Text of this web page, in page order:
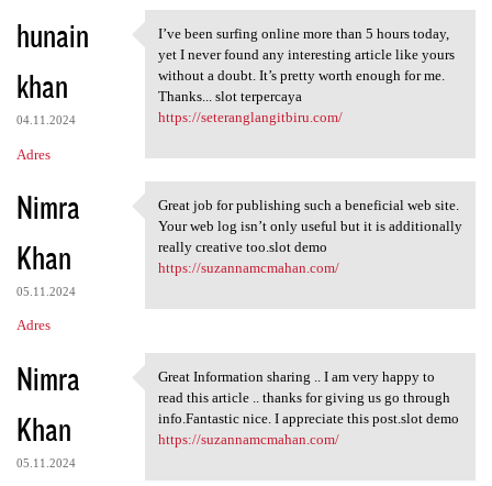
hunain
khan
04.11.2024
Adres
I’ve been surfing online more
I’ve been surfing online more than 5 hours today,
yet I never found any interesting article like yours
without a doubt. It’s pretty worth enough for me.
Thanks... slot terpercaya
https://seteranglangitbiru.com/
Nimra
Khan
05.11.2024
Adres
Great job for publishing such
Great job for publishing such a beneficial web site.
Your web log isn’t only useful but it is additionally
really creative too.slot demo
https://suzannamcmahan.com/
Nimra
Khan
05.11.2024
Great Information sharing ..
Great Information sharing .. I am very happy to
read this article .. thanks for giving us go through
info.Fantastic nice. I appreciate this post.slot demo
https://suzannamcmahan.com/